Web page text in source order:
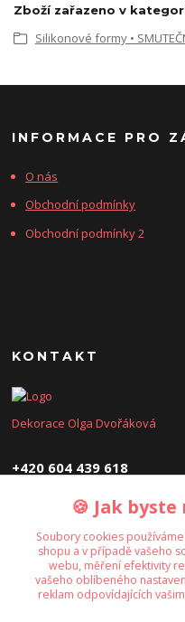
Zboží zařazeno v
Silikonové formy •
INFORMACE PRO
O nás
Obchodní podmínky
Obchodní podmínky 2
KONTAKT
Dekorace Olga Dvořáková
+420 604 439 618
🍪 Jak
Soubory cookies
shopu a v případě vašeho
webu, měření efektivity
vašeho oblíbeného
reklam odpovídajících